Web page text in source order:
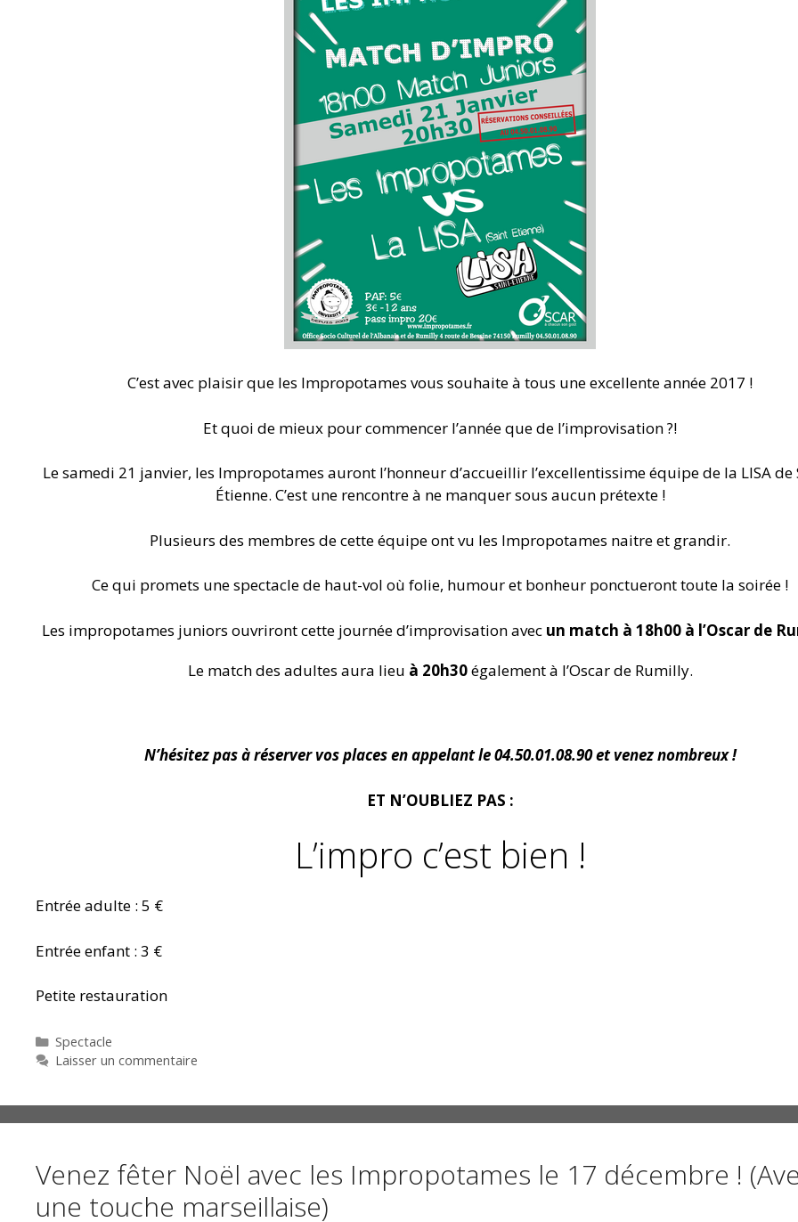
C’est avec plaisir que les Impropotames vous souhaite à tous une excellente année 2017 !
Et quoi de mieux pour commencer l’année que de l’improvisation ?!
Le samedi 21 janvier, les Impropotames auront l’honneur d’accueillir l’excellentissime équipe de la LISA de
Étienne. C’est une rencontre à ne manquer sous aucun prétexte !
Plusieurs des membres de cette équipe ont vu les Impropotames naitre et grandir.
Ce qui promets une spectacle de haut-vol où folie, humour et bonheur ponctueront toute la soirée !
Les impropotames juniors ouvriront cette journée d’improvisation avec un match à 18h00 à l’Oscar de
Le match des adultes aura lieu à 20h30également à l’Oscar de Rumilly.
N’hésitez pas à réserver vos places en appelant le 04.50.01.08.90 et venez nombreux !
ET N’OUBLIEZ PAS :
L’impro c’est bien !
Entrée adulte : 5 €
Entrée enfant : 3 €
Petite restauration
Catégories
Spectacle
Laisser un commentaire
Venez fêter Noël avec les Impropotames le 17 décembre !
une touche marseillaise)